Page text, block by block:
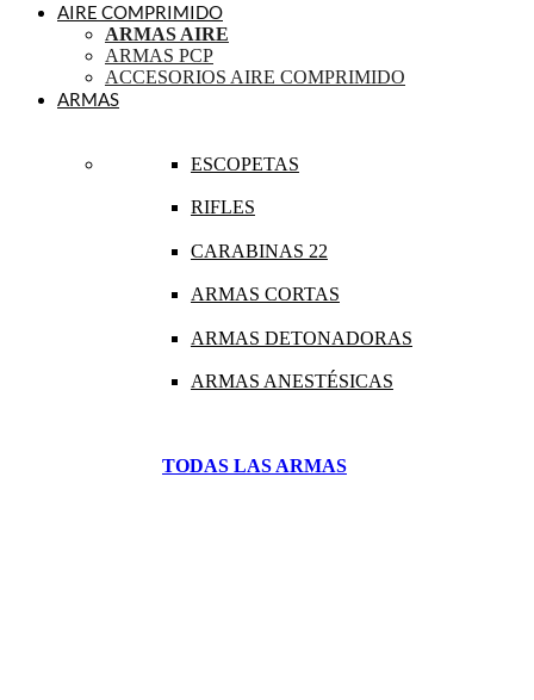
AIRE COMPRIMIDO
ARMAS AIRE
ARMAS PCP
ACCESORIOS AIRE COMPRIMIDO
ARMAS
ESCOPETAS
RIFLES
CARABINAS 22
ARMAS CORTAS
ARMAS DETONADORAS
ARMAS ANESTÉSICAS
TODAS LAS ARMAS